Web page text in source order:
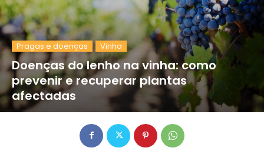
Pragas e doenças Vinha
Doenças do lenho na vinha: como
prevenir e recuperar plantas
afectadas